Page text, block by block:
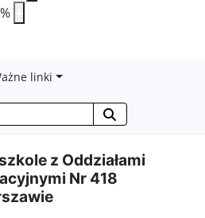
%
linki
z Oddziałami
Nr 418